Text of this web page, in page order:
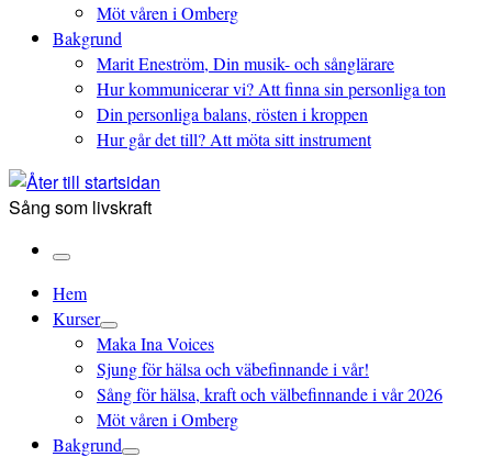
Möt våren i Omberg
Bakgrund
Marit Eneström, Din musik- och sånglärare
Hur kommunicerar vi? Att finna sin personliga ton
Din personliga balans, rösten i kroppen
Hur går det till? Att möta sitt instrument
Sång som livskraft
Meny
Hem
Kurser
Maka Ina Voices
Sjung för hälsa och väbefinnande i vår!
Sång för hälsa, kraft och välbefinnande i vår 2026
Möt våren i Omberg
Bakgrund